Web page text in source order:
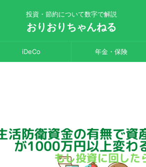
投資・節約について数字で解説
おりおりちゃんねる
iDeCo 年金・保険